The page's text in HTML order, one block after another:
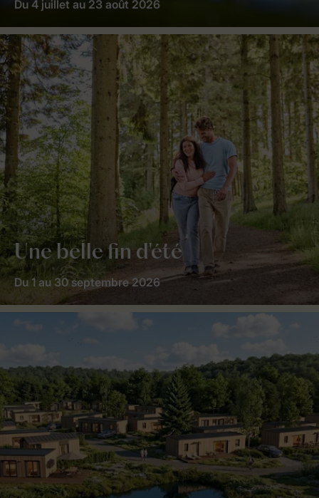
Du 4 juillet au 23 août 2026
Une belle fin d'été
Du 1 au 30 septembre 2026